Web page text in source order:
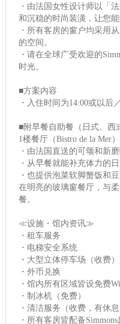
・由法国女性设计师以「
和沉稳的时尚装潢，让您能
・所有客房的窗户均采用
的空间。
・请在全球广受欢迎的
时光。
■方案内容
・入住时间为14:00或以后
■附早餐自助餐（日式、西
1楼餐厅（Bistro de la Mer）
・由法国直送的可颂和新
・从早餐就能补充体力的
・也提供泡菜软脚蟹饭和
在明亮的玻璃窗餐厅，与
餐。
≪设施・馆内资讯≫
・租车服务
・电梯安全系统
・大型立体停车场（收费）
・外币兑换
・馆内所有区域皆设免费
・制冰机（免费）
・清洁服务（收费，有休息
・所有客房皆配备Simmons